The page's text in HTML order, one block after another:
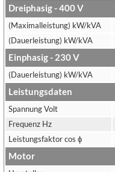
Dreiphasig - 400 V
(Maximalleistung) kW/kVA
(Dauerleistung) kW/kVA
Einphasig - 230 V
(Dauerleistung) kW/kVA
Leistungsdaten
Spannung Volt
Frequenz Hz
Leistungsfaktor cos ϕ
Motor